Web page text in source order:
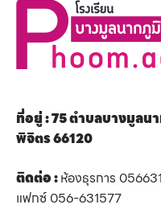
ที่อยู่ : 75 ตำบลบางมูลน
พิจิตร 66120
ติดต่อ :ห้องธุรการ
แฟกซ์ 056-631577